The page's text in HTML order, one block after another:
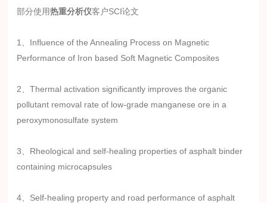
部分使用热重分析仪客户SCI论文
1、Influence of the Annealing Process on Magnetic
Performance of Iron based Soft Magnetic Composites
2、Thermal activation significantly improves the organic
pollutant removal rate of low-grade manganese ore in a
peroxymonosulfate system
3、Rheological and self-healing properties of asphalt binder
containing microcapsules
4、Self-healing property and road performance of asphalt